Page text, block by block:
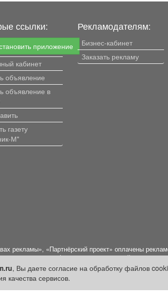
, Вы даете согласие на обработку файлов
качества сервисов.
ссылки:
приложение
кабинет
объявление
объявление в
газету
М"
Рекламодателям:
Бизнес-кабинет
Заказать рекламу
рекламы», «Партнёрский проект» оплачены
достоверность информации, содержащейся в